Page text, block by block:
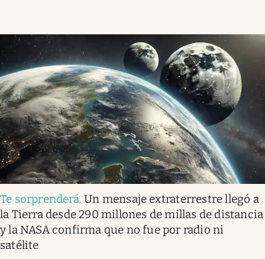
Te sorprenderá.Un mensaje extraterrestre llegó a
la Tierra desde 290 millones de millas de distancia
y la NASA confirma que no fue por radio ni
satélite